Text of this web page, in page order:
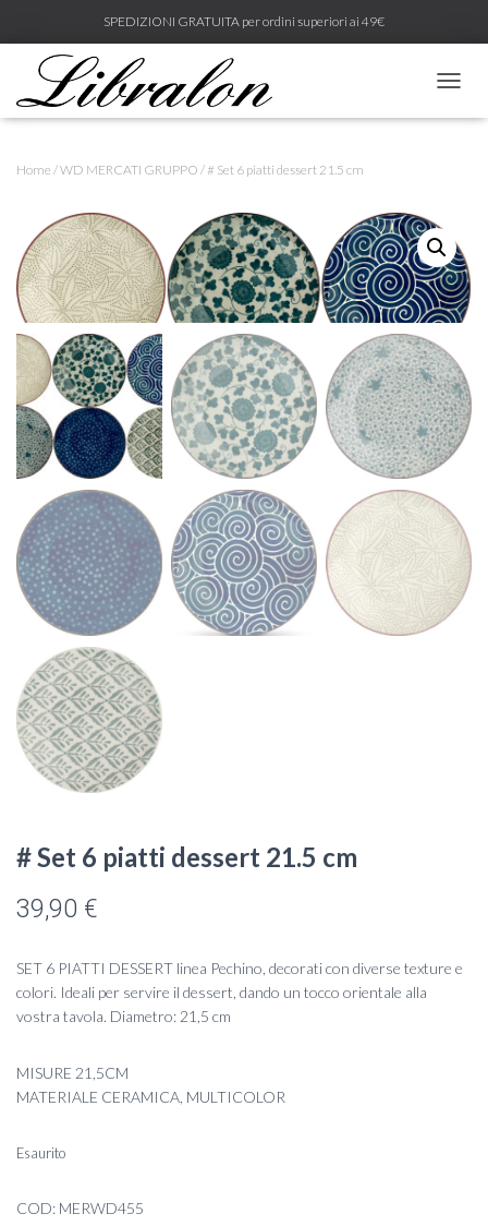
SPEDIZIONI GRATUITA per ordini superiori ai 49€
A
O
N
E
T
G
G
L
E
Home /WD MERCATI GRUPPO / # Set 6 piatti dessert 21.5 cm
# Set 6 piatti dessert 21.5 cm
39,90 €
SET 6 PIATTI DESSERT linea Pechino, decorati con diverse texture e
colori. Ideali per servire il dessert, dando un tocco orientale alla
vostra tavola. Diametro: 21,5 cm
MISURE 21,5CM
MATERIALE CERAMICA, MULTICOLOR
Esaurito
COD: MERWD455